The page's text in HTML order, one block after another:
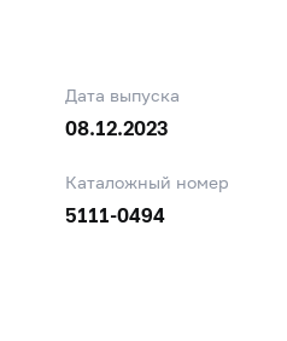
Дата выпуска
08.12.2023
Каталожный номер
5111-0494